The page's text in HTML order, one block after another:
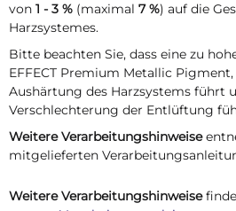
von 1 - 3 % (maximal 7 %) auf die
Harzsystemes.
Bitte beachten Sie, dass eine zu
EFFECT Premium Metallic
Aushärtung des Harzsystems führt
Verschlechterung der Entlüftung
Weitere Verarbeitungshinweise
mitgelieferten
Weitere Verarbeitungshinweise